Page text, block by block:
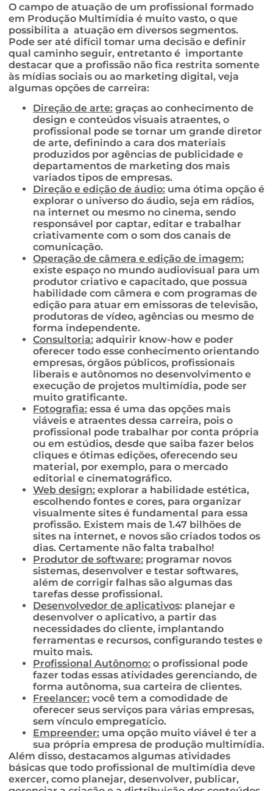
O campo de atuação de um profissional formado
em Produção Multimídia é muito vasto, o que
possibilita a atuação em diversos segmentos.
Pode ser até difícil tomar uma decisão e definir
qual caminho seguir, entretanto é importante
destacar que a profissão não fica restrita somente
às mídias sociais ou ao marketing digital, veja
algumas opções de carreira:
Direção de arte: graças ao conhecimento de
design e conteúdos visuais atraentes, o
profissional pode se tornar um grande diretor
de arte, definindo a cara dos materiais
produzidos por agências de publicidade e
departamentos de marketing dos mais
variados tipos de empresas.
Direção e edição de áudio: uma ótima opção é
explorar o universo do áudio, seja em rádios,
na internet ou mesmo no cinema, sendo
responsável por captar, editar e trabalhar
criativamente com o som dos canais de
comunicação.
Operação de câmera e edição de imagem:
existe espaço no mundo audiovisual para um
produtor criativo e capacitado, que possua
habilidade com câmera e com programas de
edição para atuar em emissoras de televisão,
produtoras de vídeo, agências ou mesmo de
forma independente.
Consultoria: adquirir know-how e poder
oferecer todo esse conhecimento orientando
empresas, órgãos públicos, profissionais
liberais e autônomos no desenvolvimento e
execução de projetos multimídia, pode ser
muito gratificante.
Fotografia: essa é uma das opções mais
viáveis e atraentes dessa carreira, pois o
profissional pode trabalhar por conta própria
ou em estúdios, desde que saiba fazer belos
cliques e ótimas edições, oferecendo seu
material, por exemplo, para o mercado
editorial e cinematográfico.
Web design: explorar a habilidade estética,
escolhendo fontes e cores, para organizar
visualmente sites é fundamental para essa
profissão. Existem mais de 1.47 bilhões de
sites na internet, e novos são criados todos os
dias. Certamente não falta trabalho!
Produtor de software: programar novos
sistemas, desenvolver e testar softwares,
além de corrigir falhas são algumas das
tarefas desse profissional.
Desenvolvedor de aplicativos: planejar e
desenvolver o aplicativo, a partir das
necessidades do cliente, implantando
ferramentas e recursos, configurando testes e
muito mais.
Profissional Autônomo: o profissional pode
fazer todas essas atividades gerenciando, de
forma autônoma, sua carteira de clientes.
Freelancer: você tem a comodidade de
oferecer seus serviços para várias empresas,
sem vínculo empregatício.
Empreender: uma opção muito viável é ter a
sua própria empresa de produção multimídia.
Além disso, destacamos algumas atividades
básicas que todo profissional de multimídia deve
exercer, como planejar, desenvolver, publicar,